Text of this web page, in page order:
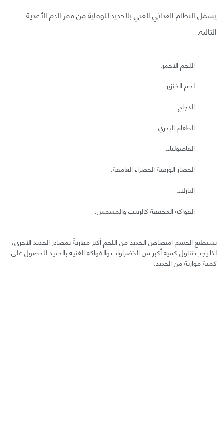
يشمل النظام الغذائي الغني بالحديد للوقاية من فقر الدم الأغذية
التالية:
اللحم الأحمر.
لحم الخنزير.
الدجاج.
الطعام البحري.
الفاصولياء.
الخضار الورقية الخضراء الغامقة.
البازلاء.
الفواكه المجففة كالزبيب والمشمش.
يستطيع الجسم امتصاص الحديد من اللحم أكثر مقارنةً بمصادر الحديد الأخرى،
لذا يجب تناول كمية أكبر من الخضراوات والفواكه الغنية بالحديد للحصول على
كمية موازية من الحديد.